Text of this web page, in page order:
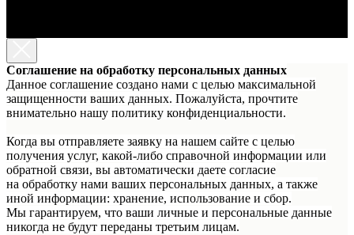
Соглашение на обработку персональных данных
Данное соглашение создано нами с целью максимальной
защищенности ваших данных. Пожалуйста, прочтите
внимательно нашу политику конфиденциальности.
Когда вы отправляете заявку на нашем сайте с целью
получения услуг, какой-либо справочной информации или
обратной связи, вы автоматически даете согласие
на обработку нами ваших персональных данных, а также
иной информации: хранение, использование и сбор.
Мы гарантируем, что ваши личные и персональные данные
никогда не будут переданы третьим лицам.